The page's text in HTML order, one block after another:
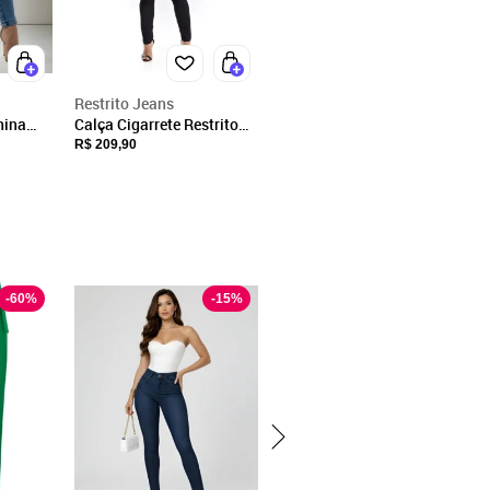
Restrito Jeans
Calça Cigarrete Restrito
Jeans Resinada com
R$ 209,90
-60% -15%